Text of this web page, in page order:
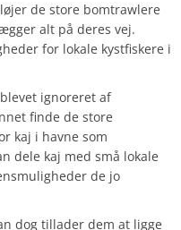
de store bomtrawlere
alt på deres vej.
for lokale kystfiskere i
ignoreret af
finde de store
kaj i havne som
dele kaj med små lokale
de jo
dog tillader dem at ligge